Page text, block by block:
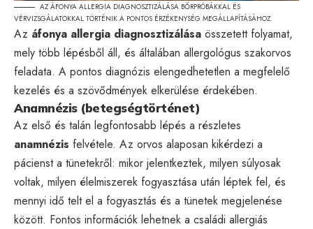
AZ ÁFONYA ALLERGIA DIAGNOSZTIZÁLÁSA BŐRPRÓBÁKKAL ÉS
VÉRVIZSGÁLATOKKAL TÖRTÉNIK A PONTOS ÉRZÉKENYSÉG MEGÁLLAPÍTÁSÁHOZ.
Az áfonya allergia diagnosztizálása összetett folyamat,
mely több lépésből áll, és általában allergológus szakorvos
feladata. A pontos diagnózis elengedhetetlen a megfelelő
kezelés és a szövődmények elkerülése érdekében.
Anamnézis (betegségtörténet)
Az első és talán legfontosabb lépés a részletes
anamnézis felvétele. Az orvos alaposan kikérdezi a
pácienst a tünetekről: mikor jelentkeztek, milyen súlyosak
voltak, milyen élelmiszerek fogyasztása után léptek fel, és
mennyi idő telt el a fogyasztás és a tünetek megjelenése
között. Fontos információk lehetnek a családi allergiás